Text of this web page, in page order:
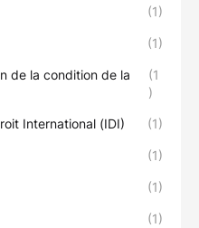
(1)
(1)
de la condition de la
(1
)
International (IDI) (1)
(1)
(1)
(1)